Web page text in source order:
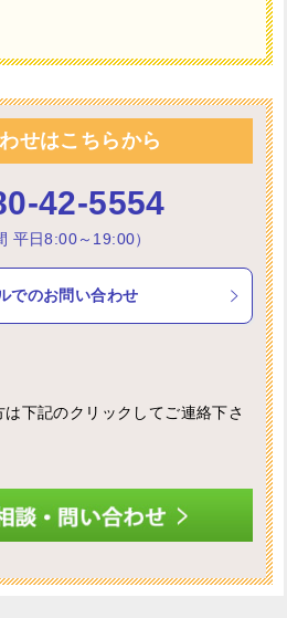
せはこちらから
42-5554
平日8:00～19:00）
でのお問い合わせ
下記のクリックしてご連絡下さ